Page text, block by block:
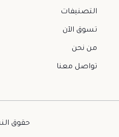
التصنيفات
تسوق الآن
من نحن
تواصل معنا
حقوق النشر © 2026 د.حلو.